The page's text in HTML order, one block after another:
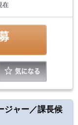
在
ジャー／課長候